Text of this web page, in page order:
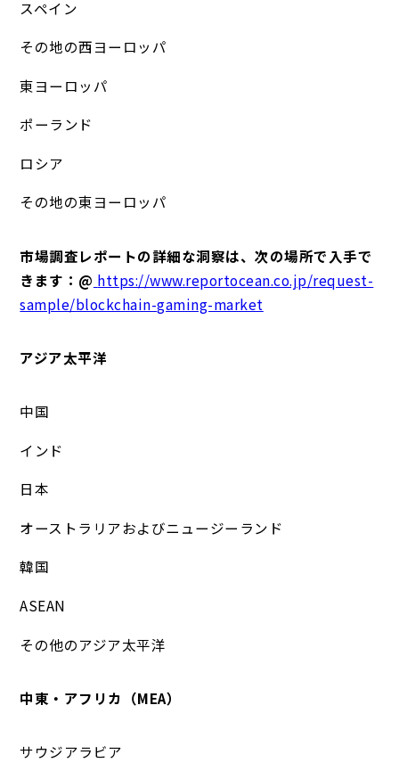
スペイン
その地の西ヨーロッパ
東ヨーロッパ
ポーランド
ロシア
その地の東ヨーロッパ
市場調査レポートの詳細な洞察は、次の場所で入手で
きます：@ https://www.reportocean.co.jp/request-
sample/blockchain-gaming-market
アジア太平洋
中国
インド
日本
オーストラリアおよびニュージーランド
韓国
ASEAN
その他のアジア太平洋
中東・アフリカ（MEA）
サウジアラビア